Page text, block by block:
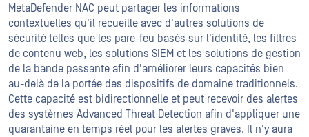
MetaDefender NAC peut partager les informations
contextuelles qu'il recueille avec d'autres solutions de
sécurité telles que les pare-feu basés sur l'identité, les filtres
de contenu web, les solutions SIEM et les solutions de gestion
de la bande passante afin d'améliorer leurs capacités bien
au-delà de la portée des dispositifs de domaine traditionnels.
Cette capacité est bidirectionnelle et peut recevoir des alertes
des systèmes Advanced Threat Detection afin d'appliquer une
quarantaine en temps réel pour les alertes graves. Il n'y aura